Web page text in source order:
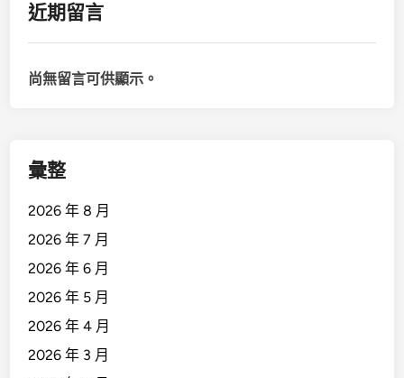
近期留言
尚無留言可供顯示。
彙整
2026 年 8 月
2026 年 7 月
2026 年 6 月
2026 年 5 月
2026 年 4 月
2026 年 3 月